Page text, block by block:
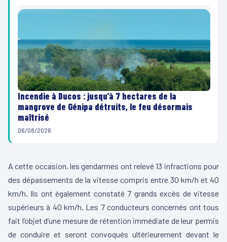
Incendie à Ducos : jusqu’à 7 hectares de la
mangrove de Génipa détruits, le feu désormais
maîtrisé
06/08/2026
A cette occasion, les gendarmes ont relevé 13 infractions pour
des dépassements de la vitesse compris entre 30 km/h et 40
km/h. Ils ont également constaté 7 grands excès de vitesse
supérieurs à 40 km/h. Les 7 conducteurs concernés ont tous
fait l’objet d’une mesure de rétention immédiate de leur permis
de conduire et seront convoqués ultérieurement devant le